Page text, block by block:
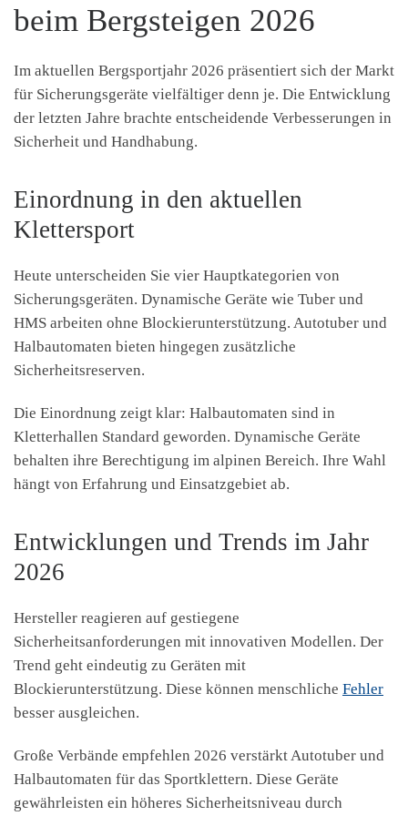
beim Bergsteigen 2026
Im aktuellen Bergsportjahr 2026 präsentiert sich der Markt
für Sicherungsgeräte vielfältiger denn je. Die Entwicklung
der letzten Jahre brachte entscheidende Verbesserungen in
Sicherheit und Handhabung.
Einordnung in den aktuellen
Klettersport
Heute unterscheiden Sie vier Hauptkategorien von
Sicherungsgeräten. Dynamische Geräte wie Tuber und
HMS arbeiten ohne Blockierunterstützung. Autotuber und
Halbautomaten bieten hingegen zusätzliche
Sicherheitsreserven.
Die Einordnung zeigt klar: Halbautomaten sind in
Kletterhallen Standard geworden. Dynamische Geräte
behalten ihre Berechtigung im alpinen Bereich. Ihre Wahl
hängt von Erfahrung und Einsatzgebiet ab.
Entwicklungen und Trends im Jahr
2026
Hersteller reagieren auf gestiegene
Sicherheitsanforderungen mit innovativen Modellen. Der
Trend geht eindeutig zu Geräten mit
Blockierunterstützung. Diese können menschliche Fehler
besser ausgleichen.
Große Verbände empfehlen 2026 verstärkt Autotuber und
Halbautomaten für das Sportklettern. Diese Geräte
gewährleisten ein höheres Sicherheitsniveau durch